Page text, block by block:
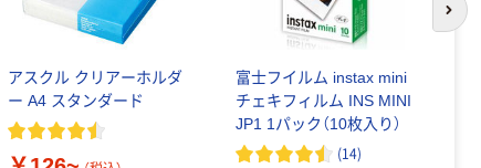
アスクル クリアーホルダ
ー A4 スタンダード
富士フイルム instax mini
チェキフィルム INS MINI
JP1 1パック（10枚入り）
(14)
次
用パーツ
￥680~ （税込）